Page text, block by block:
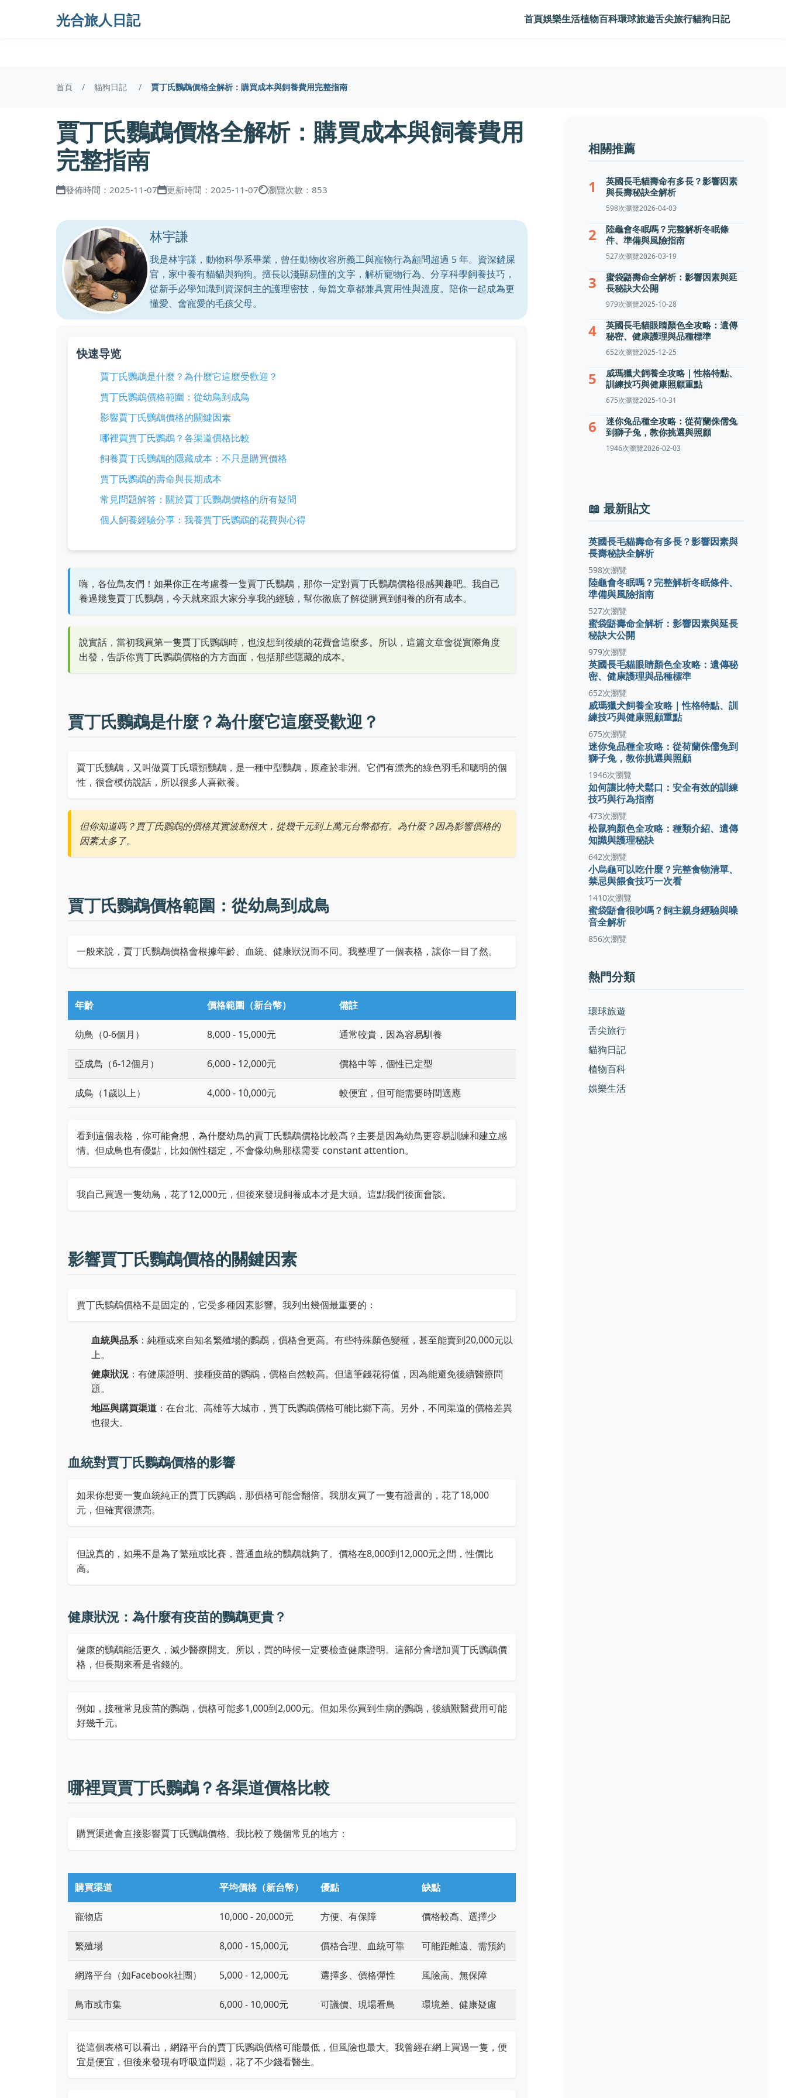
光合旅人日記 首頁娛樂生活植物百科環球旅遊舌尖旅行貓狗日記
首頁 貓狗日記 賈丁氏鸚鵡價格全解析：購買成本與飼養費用完整指南
賈丁氏鸚鵡價格全解析：購買成本與飼養費用
完整指南
發佈時間：2025-11-07 更新時間：2025-11-07 瀏覽次數：853
林宇謙
我是林宇謙，動物科學系畢業，曾任動物收容所義工與寵物行為顧問超過 5 年。資深鏟屎
官，家中養有貓貓與狗狗。擅長以淺顯易懂的文字，解析寵物行為、分享科學飼養技巧，
從新手必學知識到資深飼主的護理密技，每篇文章都兼具實用性與溫度。陪你一起成為更
懂愛、會寵愛的毛孩父母。
快速导览
賈丁氏鸚鵡是什麼？為什麼它這麼受歡迎？
賈丁氏鸚鵡價格範圍：從幼鳥到成鳥
影響賈丁氏鸚鵡價格的關鍵因素
哪裡買賈丁氏鸚鵡？各渠道價格比較
飼養賈丁氏鸚鵡的隱藏成本：不只是購買價格
賈丁氏鸚鵡的壽命與長期成本
常見問題解答：關於賈丁氏鸚鵡價格的所有疑問
個人飼養經驗分享：我養賈丁氏鸚鵡的花費與心得
嗨，各位鳥友們！如果你正在考慮養一隻賈丁氏鸚鵡，那你一定對賈丁氏鸚鵡價格很感興趣吧。我自己
養過幾隻賈丁氏鸚鵡，今天就來跟大家分享我的經驗，幫你徹底了解從購買到飼養的所有成本。
說實話，當初我買第一隻賈丁氏鸚鵡時，也沒想到後續的花費會這麼多。所以，這篇文章會從實際角度
出發，告訴你賈丁氏鸚鵡價格的方方面面，包括那些隱藏的成本。
賈丁氏鸚鵡是什麼？為什麼它這麼受歡迎？
賈丁氏鸚鵡，又叫做賈丁氏環頸鸚鵡，是一種中型鸚鵡，原產於非洲。它們有漂亮的綠色羽毛和聰明的個
性，很會模仿說話，所以很多人喜歡養。
但你知道嗎？賈丁氏鸚鵡的價格其實波動很大，從幾千元到上萬元台幣都有。為什麼？因為影響價格的
因素太多了。
賈丁氏鸚鵡價格範圍：從幼鳥到成鳥
一般來說，賈丁氏鸚鵡價格會根據年齡、血統、健康狀況而不同。我整理了一個表格，讓你一目了然。
年齡 價格範圍（新台幣） 備註
幼鳥（0-6個月） 8,000 - 15,000元 通常較貴，因為容易馴養
亞成鳥（6-12個月） 6,000 - 12,000元 價格中等，個性已定型
成鳥（1歲以上） 4,000 - 10,000元 較便宜，但可能需要時間適應
看到這個表格，你可能會想，為什麼幼鳥的賈丁氏鸚鵡價格比較高？主要是因為幼鳥更容易訓練和建立感
情。但成鳥也有優點，比如個性穩定，不會像幼鳥那樣需要 constant attention。
我自己買過一隻幼鳥，花了12,000元，但後來發現飼養成本才是大頭。這點我們後面會談。
影響賈丁氏鸚鵡價格的關鍵因素
賈丁氏鸚鵡價格不是固定的，它受多種因素影響。我列出幾個最重要的：
血統與品系：純種或來自知名繁殖場的鸚鵡，價格會更高。有些特殊顏色變種，甚至能賣到20,000元以
上。
健康狀況 ：有健康證明、接種疫苗的鸚鵡，價格自然較高。但這筆錢花得值，因為能避免後續醫療問
題。
地區與購買渠道 ：在台北、高雄等大城市，賈丁氏鸚鵡價格可能比鄉下高。另外，不同渠道的價格差異
也很大。
血統對賈丁氏鸚鵡價格的影響
如果你想要一隻血統純正的賈丁氏鸚鵡，那價格可能會翻倍。我朋友買了一隻有證書的，花了18,000
元，但確實很漂亮。
但說真的，如果不是為了繁殖或比賽，普通血統的鸚鵡就夠了。價格在8,000到12,000元之間，性價比
高。
健康狀況：為什麼有疫苗的鸚鵡更貴？
健康的鸚鵡能活更久，減少醫療開支。所以，買的時候一定要檢查健康證明。這部分會增加賈丁氏鸚鵡價
格，但長期來看是省錢的。
例如，接種常見疫苗的鸚鵡，價格可能多1,000到2,000元。但如果你買到生病的鸚鵡，後續獸醫費用可能
好幾千元。
哪裡買賈丁氏鸚鵡？各渠道價格比較
購買渠道會直接影響賈丁氏鸚鵡價格。我比較了幾個常見的地方：
購買渠道 平均價格（新台幣） 優點 缺點
寵物店 10,000 - 20,000元 方便、有保障 價格較高、選擇少
繁殖場 8,000 - 15,000元 價格合理、血統可靠 可能距離遠、需預約
網路平台（如Facebook社團） 5,000 - 12,000元 選擇多、價格彈性 風險高、無保障
鳥市或市集 6,000 - 10,000元 可議價、現場看鳥 環境差、健康疑慮
從這個表格可以看出，網路平台的賈丁氏鸚鵡價格可能最低，但風險也最大。我曾經在網上買過一隻，便
宜是便宜，但後來發現有呼吸道問題，花了不少錢看醫生。
相關推薦
1
英國長毛貓壽命有多長？影響因素
與長壽秘訣全解析
598次瀏覽2026-04-03
2
陸龜會冬眠嗎？完整解析冬眠條
件、準備與風險指南
527次瀏覽2026-03-19
3
蜜袋鼯壽命全解析：影響因素與延
長秘訣大公開
979次瀏覽2025-10-28
4
英國長毛貓眼睛顏色全攻略：遺傳
秘密、健康護理與品種標準
652次瀏覽2025-12-25
5
威瑪獵犬飼養全攻略｜性格特點、
訓練技巧與健康照顧重點
675次瀏覽2025-10-31
6
迷你兔品種全攻略：從荷蘭侏儒兔
到獅子兔，教你挑選與照顧
1946次瀏覽2026-02-03
📖 最新貼文
英國長毛貓壽命有多長？影響因素與
長壽秘訣全解析
598次瀏覽
陸龜會冬眠嗎？完整解析冬眠條件、
準備與風險指南
527次瀏覽
蜜袋鼯壽命全解析：影響因素與延長
秘訣大公開
979次瀏覽
英國長毛貓眼睛顏色全攻略：遺傳秘
密、健康護理與品種標準
652次瀏覽
威瑪獵犬飼養全攻略｜性格特點、訓
練技巧與健康照顧重點
675次瀏覽
迷你兔品種全攻略：從荷蘭侏儒兔到
獅子兔，教你挑選與照顧
1946次瀏覽
如何讓比特犬鬆口：安全有效的訓練
技巧與行為指南
473次瀏覽
松鼠狗顏色全攻略：種類介紹、遺傳
知識與護理秘訣
642次瀏覽
小烏龜可以吃什麼？完整食物清單、
禁忌與餵食技巧一次看
1410次瀏覽
蜜袋鼯會很吵嗎？飼主親身經驗與噪
音全解析
856次瀏覽
熱門分類
環球旅遊
舌尖旅行
貓狗日記
植物百科
娛樂生活